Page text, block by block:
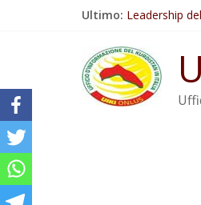
Ultimo: Leadership
Non tenere
Il KNK chiede
Abdullah